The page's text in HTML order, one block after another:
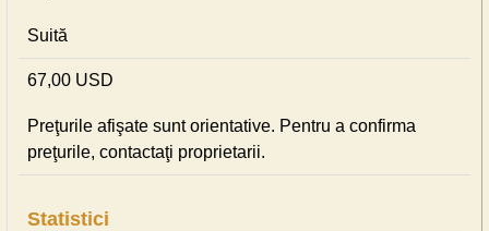
Suită
67,00 USD
Preţurile afişate sunt orientative. Pentru a confirma
preţurile, contactaţi proprietarii.
Statistici